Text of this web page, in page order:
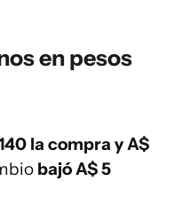
en pesos
la compra y A$
bajó A$ 5